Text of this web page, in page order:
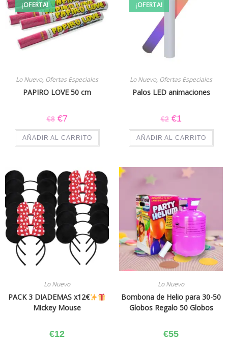
¡OFERTA!
Lo Nuevo, Ofertas Especiales
PAPIRO LOVE 50 cm
€8 €7
AÑADIR AL CARRITO
¡OFERTA!
Lo Nuevo, Ofertas Especiales
Palos LED animaciones
€2 €1
AÑADIR AL CARRITO
Lo Nuevo
PACK 3 DIADEMAS x12€
Mickey Mouse
€12
Lo Nuevo
Bombona de Helio para 30-50
Globos Regalo 50 Globos
€55